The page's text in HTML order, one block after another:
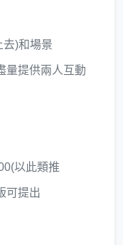
去)和場景
量提供兩人互動
以此類推
可提出